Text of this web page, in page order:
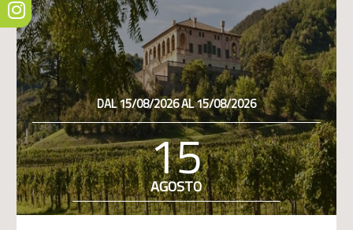
DAL 15/08/2026 AL 15/08/2026
15
AGOSTO